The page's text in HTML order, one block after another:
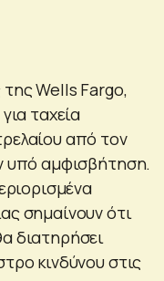
Wells Fargo,
ταχεία
από τον
υπό αμφισβήτηση.
σημαίνουν ότι
διατηρήσει
κινδύνου στις